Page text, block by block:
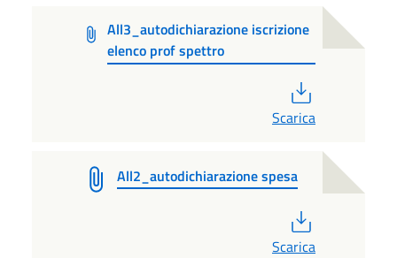
All3_autodichiarazione iscrizione
elenco prof spettro
Scarica
All2_autodichiarazione spesa
Scarica